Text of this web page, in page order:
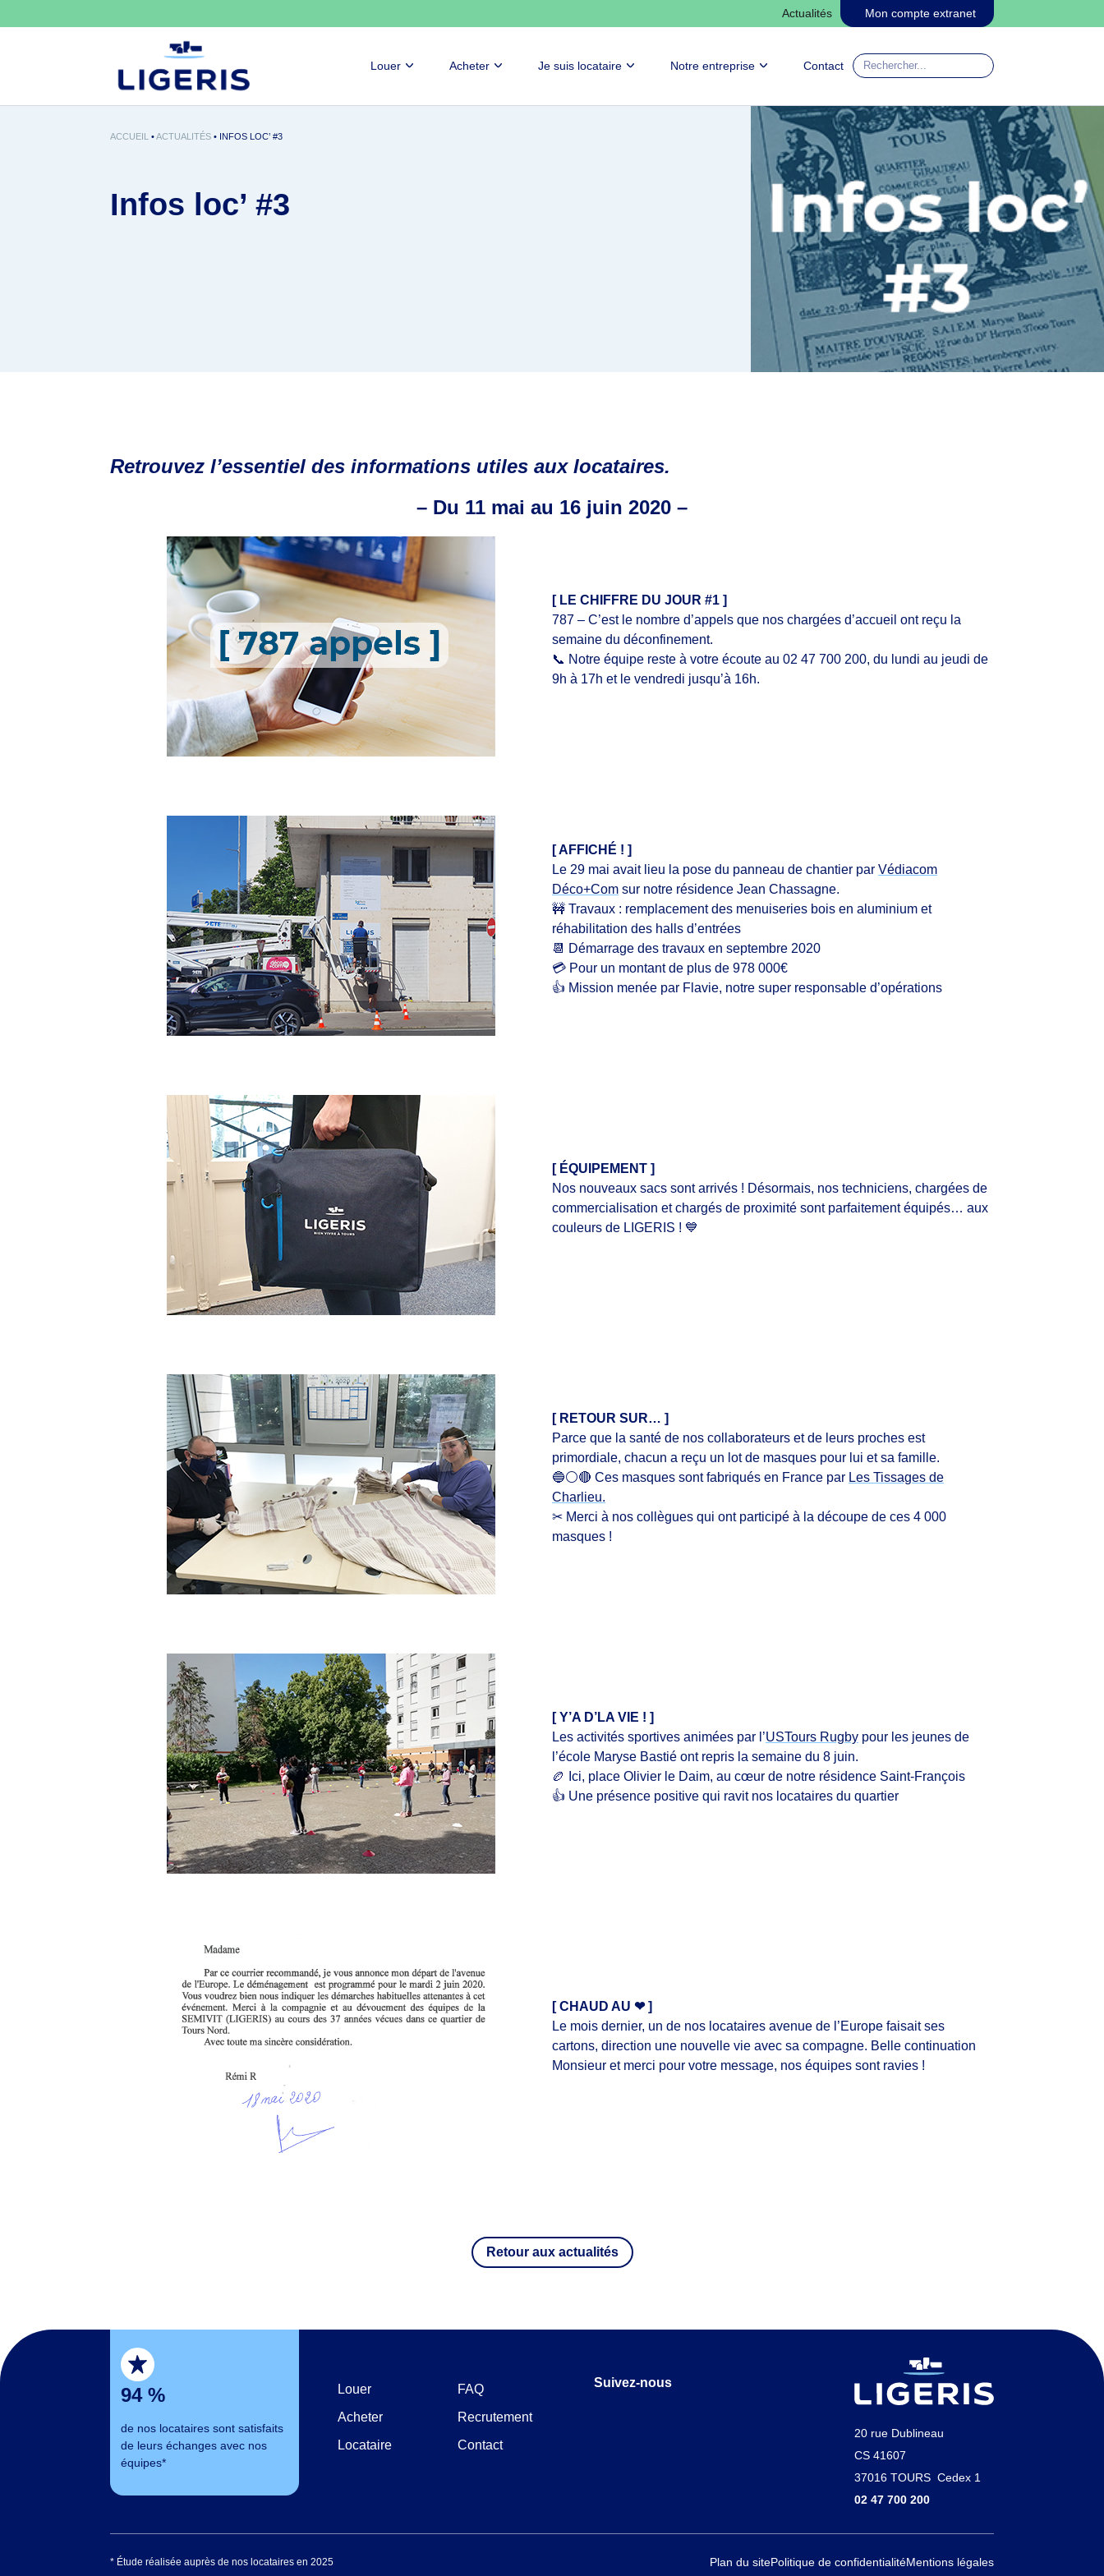
Actualités Mon compte extranet
Louer Acheter Je suis locataire Notre entreprise Contact
Entrez
votre
ACCUEIL •ACTUALITÉS • INFOS LOC’ #3
Infos loc’ #3
Retrouvez l’essentiel des informations utiles aux locataires.
– Du 11 mai au 16 juin 2020 –
[ LE CHIFFRE DU JOUR #1 ]
787 – C’est le nombre d’appels que nos chargées d’accueil ont reçu la
semaine du déconfinement.
📞 Notre équipe reste à votre écoute au 02 47 700 200, du lundi au jeudi de
9h à 17h et le vendredi jusqu’à 16h.
[ AFFICHÉ ! ]
Le 29 mai avait lieu la pose du panneau de chantier par Védiacom
Déco+Com sur notre résidence Jean Chassagne.
🚧 Travaux : remplacement des menuiseries bois en aluminium et
réhabilitation des halls d’entrées
📆 Démarrage des travaux en septembre 2020
💳 Pour un montant de plus de 978 000€
👍 Mission menée par Flavie, notre super responsable d’opérations
[ ÉQUIPEMENT ]
Nos nouveaux sacs sont arrivés ! Désormais, nos techniciens, chargées de
commercialisation et chargés de proximité sont parfaitement équipés… aux
couleurs de LIGERIS ! 💙
[ RETOUR SUR… ]
Parce que la santé de nos collaborateurs et de leurs proches est
primordiale, chacun a reçu un lot de masques pour lui et sa famille.
🔵⚪🔴 Ces masques sont fabriqués en France par Les Tissages de
Charlieu.
✂ Merci à nos collègues qui ont participé à la découpe de ces 4 000
masques !
[ Y’A D’LA VIE ! ]
Les activités sportives animées par l’USTours Rugby pour les jeunes de
l’école Maryse Bastié ont repris la semaine du 8 juin.
🏉
Ici, place Olivier le Daim, au cœur de notre résidence Saint-François
👍 Une présence positive qui ravit nos locataires du quartier
[ CHAUD AU ❤]
Le mois dernier, un de nos locataires avenue de l’Europe faisait ses
cartons, direction une nouvelle vie avec sa compagne. Belle continuation
Monsieur et merci pour votre message, nos équipes sont ravies !
Retour aux actualités
94 %
de nos locataires sont satisfaits
de leurs échanges avec nos
équipes*
Louer
Acheter
Locataire
FAQ
Recrutement
Contact
Suivez-nous
20 rue Dublineau
CS 41607
37016 TOURS Cedex 1
02 47 700 200
* Étude réalisée auprès de nos locataires en 2025 Plan du sitePolitique de confidentialitéMentions légales